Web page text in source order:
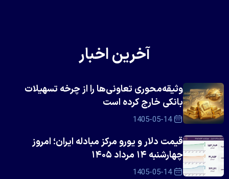
آخرین اخبار
وثیقه‌محوری تعاونی‌ها را از چرخه تسهیلات
بانکی خارج کرده است
1405-05-14
قیمت دلار و یورو مرکز مبادله ایران؛ امروز
چهارشنبه ۱۴ مرداد ۱۴۰۵
1405-05-14